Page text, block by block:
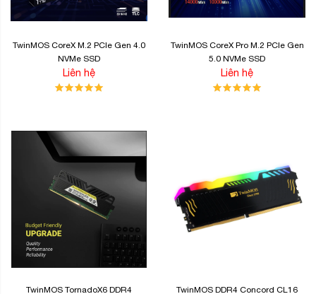
TwinMOS CoreX M.2 PCIe Gen 4.0
NVMe SSD
Liên hệ
TwinMOS CoreX Pro M.2 PCIe Gen
5.0 NVMe SSD
Liên hệ
TwinMOS TornadoX6 DDR4 TwinMOS DDR4 Concord CL16